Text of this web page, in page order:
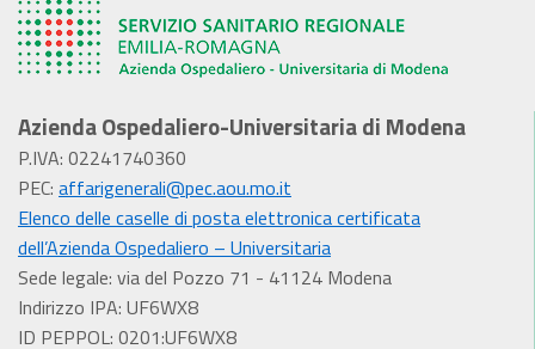
Azienda Ospedaliero-Universitaria di Modena
P.IVA: 02241740360
PEC: affarigenerali@pec.aou.mo.it
Elenco delle caselle di posta elettronica certificata
dell’Azienda Ospedaliero – Universitaria
Sede legale: via del Pozzo 71 - 41124 Modena
Indirizzo IPA: UF6WX8
ID PEPPOL: 0201:UF6WX8